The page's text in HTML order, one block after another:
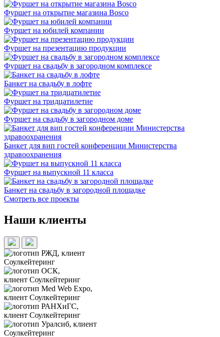
Фуршет на открытие магазина Bosco
Фуршет на юбилей компании
Фуршет на презентацию продукции
Фуршет на свадьбу в загородном комплексе
Банкет на свадьбу в лофте
Фуршет на тридцатилетие
Фуршет на свадьбу в загородном доме
Банкет для вип гостей конференции Министерства
здравоохранения
Фуршет на выпускной 11 класса
Банкет на свадьбу в загородной площадке
Смотреть все проекты
Наши клиенты